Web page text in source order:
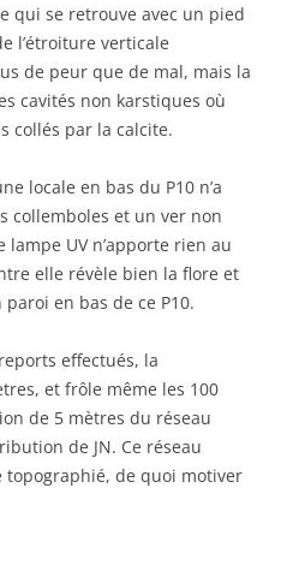
qui se retrouve avec un pied
l’étroiture verticale
de peur que de mal, mais la
cavités non karstiques où
collés par la calcite.
locale en bas du P10 n’a
collemboles et un ver non
lampe UV n’apporte rien au
elle révèle bien la flore et
en bas de ce P10.
effectués, la
et frôle même les 100
de 5 mètres du réseau
de JN. Ce réseau
topographié, de quoi motiver